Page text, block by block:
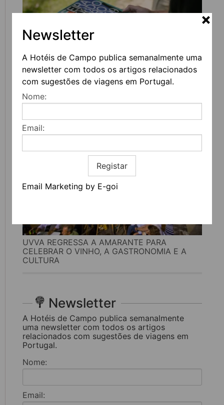
Newsletter
A Hotéis de Campo publica semanalmente uma
newsletter com todos os artigos relacionados
com sugestões de viagens em Portugal.
Nome:
Email:
Registar
Email Marketing by E-goi
FEIRA DO LIVRO DO PORTO REGRESSA COM
MAIS DE 200 ATIVIDADES DEDICADAS À
LITERATURA, MÚSICA E PENSAMENTO
UVVA REGRESSA A AMARANTE PARA
CELEBRAR O VINHO, A GASTRONOMIA E A
CULTURA
Newsletter
A Hotéis de Campo publica semanalmente
uma newsletter com todos os artigos
relacionados com sugestões de viagens em
Portugal.
Nome:
Email: